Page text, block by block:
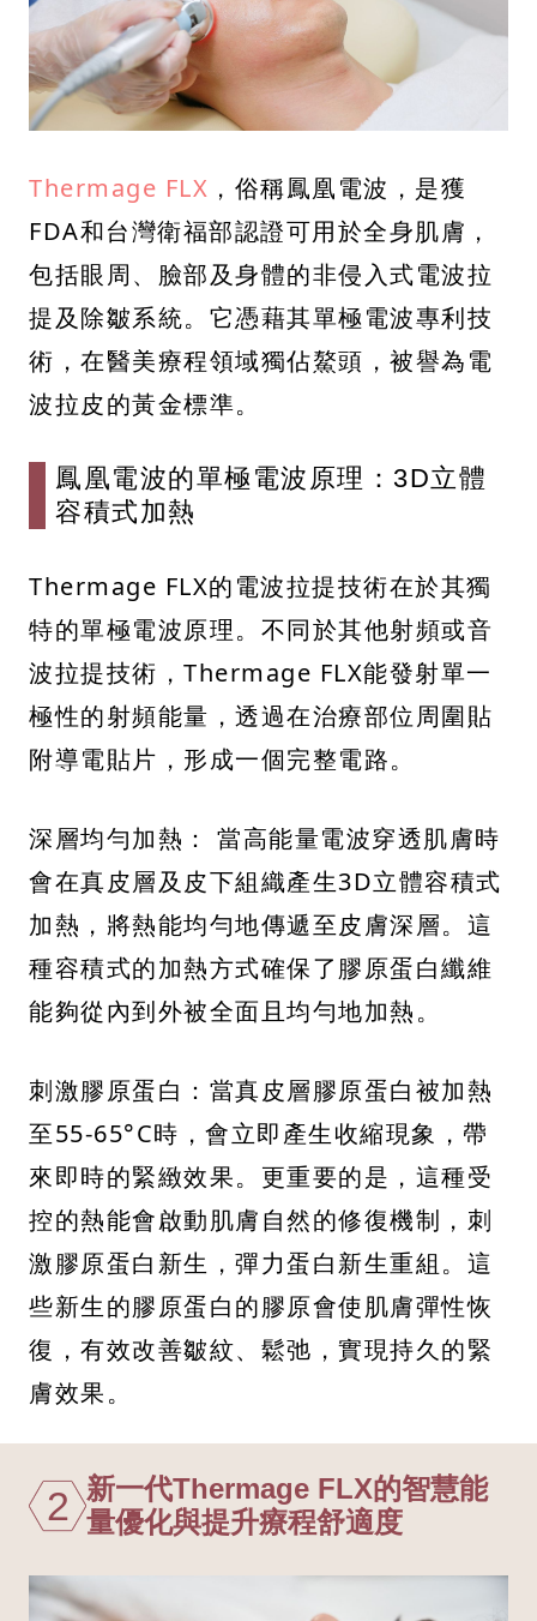
Thermage FLX ，俗稱鳳凰電波，是獲
FDA和台灣衛福部認證可用於全身肌膚，
包括眼周、臉部及身體的非侵入式電波拉
提及除皺系統。它憑藉其單極電波專利技
術，在醫美療程領域獨佔鰲頭，被譽為電
波拉皮的黃金標準。
鳳凰電波的單極電波原理：3D立體
容積式加熱
Thermage FLX的電波拉提技術在於其獨
特的單極電波原理。不同於其他射頻或音
波拉提技術，Thermage FLX能發射單一
極性的射頻能量，透過在治療部位周圍貼
附導電貼片，形成一個完整電路。
深層均勻加熱： 當高能量電波穿透肌膚時
會在真皮層及皮下組織產生3D立體容積式
加熱，將熱能均勻地傳遞至皮膚深層。這
種容積式的加熱方式確保了膠原蛋白纖維
能夠從內到外被全面且均勻地加熱。
刺激膠原蛋白：當真皮層膠原蛋白被加熱
至55-65°C時，會立即產生收縮現象，帶
來即時的緊緻效果。更重要的是，這種受
控的熱能會啟動肌膚自然的修復機制，刺
激膠原蛋白新生，彈力蛋白新生重組。這
些新生的膠原蛋白的膠原會使肌膚彈性恢
復，有效改善皺紋、鬆弛，實現持久的緊
膚效果。
2 新一代Thermage FLX的智慧能
量優化與提升療程舒適度